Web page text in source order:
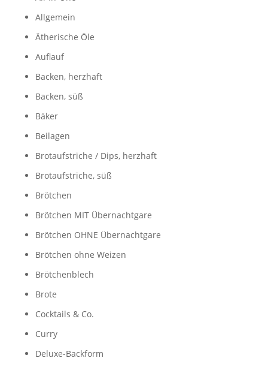
Allgemein
Ätherische Öle
Auflauf
Backen, herzhaft
Backen, süß
Bäker
Beilagen
Brotaufstriche / Dips, herzhaft
Brotaufstriche, süß
Brötchen
Brötchen MIT Übernachtgare
Brötchen OHNE Übernachtgare
Brötchen ohne Weizen
Brötchenblech
Brote
Cocktails & Co.
Curry
Deluxe-Backform